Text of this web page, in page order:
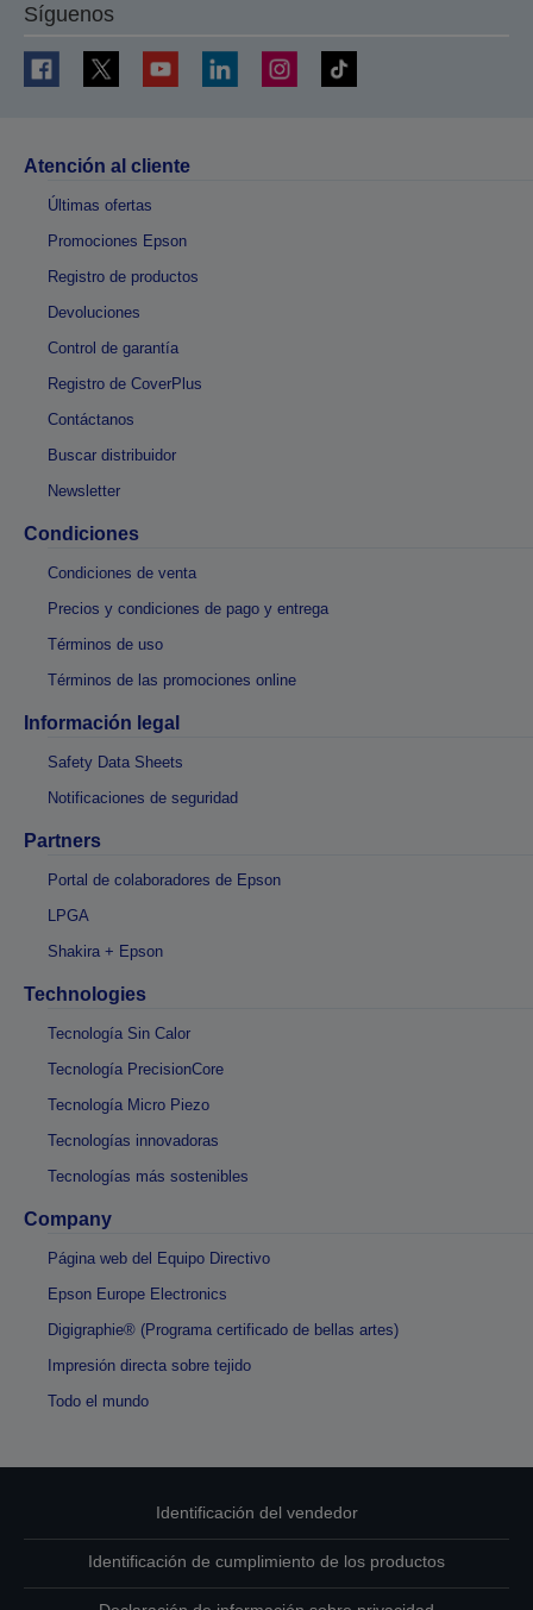
Síguenos
Atención al cliente
Últimas ofertas
Promociones Epson
Registro de productos
Devoluciones
Control de garantía
Registro de CoverPlus
Contáctanos
Buscar distribuidor
Newsletter
Condiciones
Condiciones de venta
Precios y condiciones de pago y entrega
Términos de uso
Términos de las promociones online
Información legal
Safety Data Sheets
Notificaciones de seguridad
Partners
Portal de colaboradores de Epson
LPGA
Shakira + Epson
Technologies
Tecnología Sin Calor
Tecnología PrecisionCore
Tecnología Micro Piezo
Tecnologías innovadoras
Tecnologías más sostenibles
Company
Página web del Equipo Directivo
Epson Europe Electronics
Digigraphie® (Programa certificado de bellas artes)
Impresión directa sobre tejido
Todo el mundo
Identificación del vendedor
Identificación de cumplimiento de los productos